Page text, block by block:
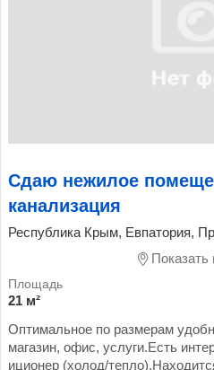
Сдаю нежилое
канализация
Республика Крым, Евпатория,
Показать
21 м²
Оптимальное по размерам
магазин, офис, услуги.Есть
иционер (холод/